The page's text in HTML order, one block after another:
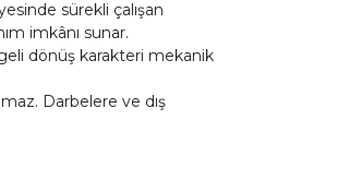
sürekli çalışan
imkânı sunar.
dönüş karakteri mekanik
Darbelere ve dış